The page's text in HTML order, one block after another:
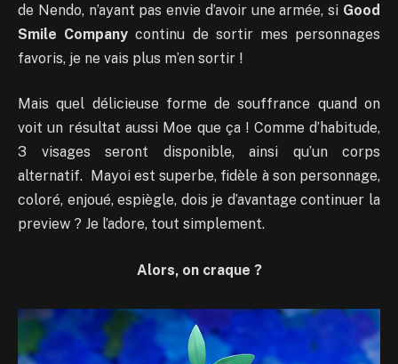
de Nendo, n’ayant pas envie d’avoir une armée, si Good
Smile Company continu de sortir mes personnages
favoris, je ne vais plus m’en sortir !
Mais quel délicieuse forme de souffrance quand on
voit un résultat aussi Moe que ça ! Comme d’habitude,
3 visages seront disponible, ainsi qu’un corps
alternatif. Mayoi est superbe, fidèle à son personnage,
coloré, enjoué, espiègle, dois je d’avantage continuer la
preview ? Je l’adore, tout simplement.
Alors, on craque ?